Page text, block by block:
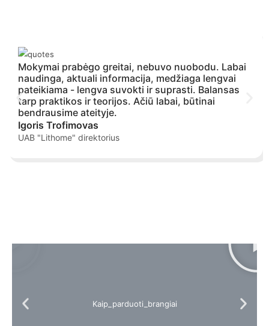
Mokymai prabėgo greitai, nebuvo nuobodu. Labai
naudinga, aktuali informacija, medžiaga lengvai
pateikiama - lengva suvokti ir suprasti. Balansas
tarp praktikos ir teorijos. Ačiū labai, būtinai
bendrausime ateityje.
Igoris Trofimovas
UAB "Lithome" direktorius
Kaip_parduoti_brangiai